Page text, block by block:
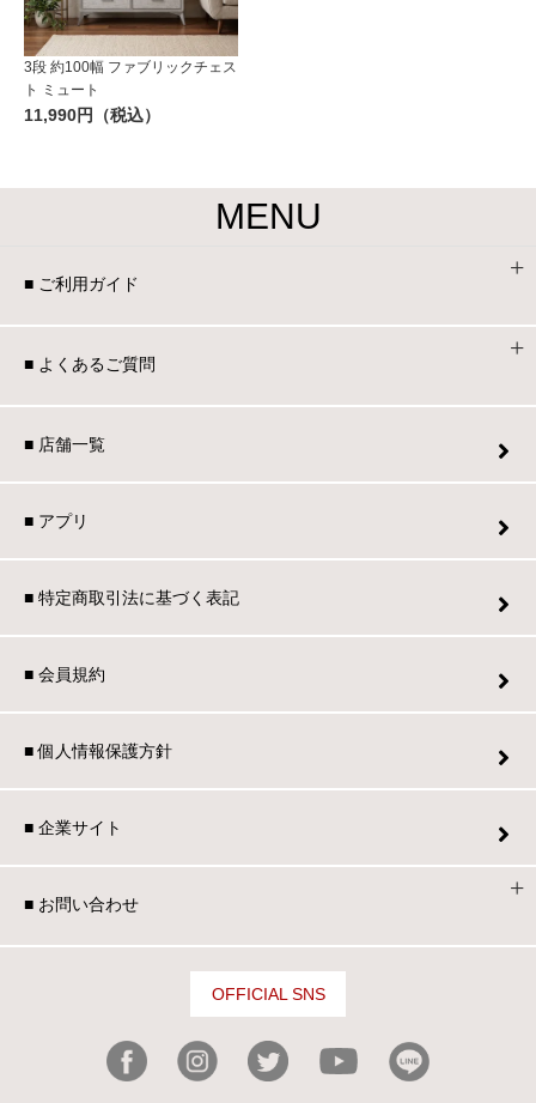
3段 約100幅 ファブリックチェス
ト ミュート
11,990円（税込）
MENU
■ ご利用ガイド
■ よくあるご質問
■ 店舗一覧
■ アプリ
■ 特定商取引法に基づく表記
■ 会員規約
■ 個人情報保護方針
■ 企業サイト
■ お問い合わせ
OFFICIAL SNS